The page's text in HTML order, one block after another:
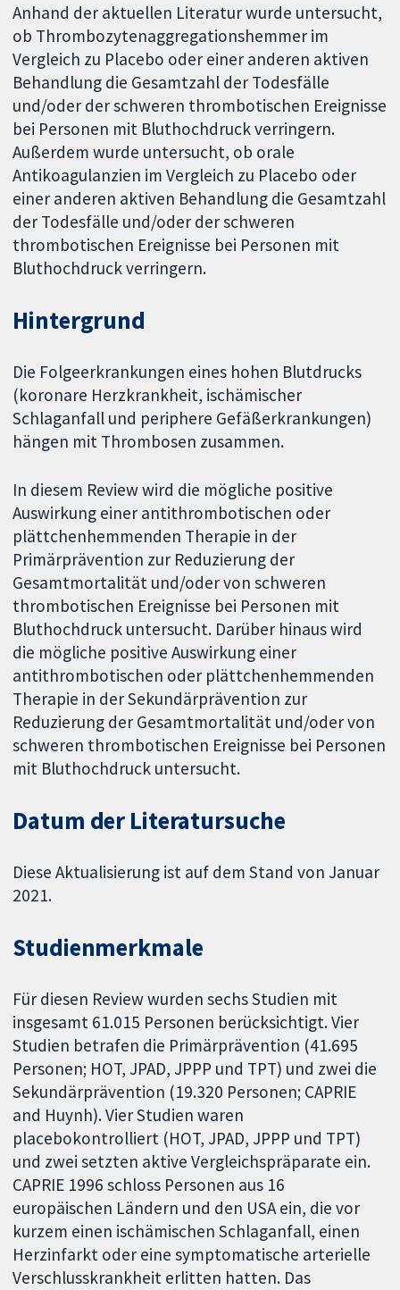
Anhand der aktuellen Literatur wurde untersucht,
ob Thrombozytenaggregationshemmer im
Vergleich zu Placebo oder einer anderen aktiven
Behandlung die Gesamtzahl der Todesfälle
und/oder der schweren thrombotischen Ereignisse
bei Personen mit Bluthochdruck verringern.
Außerdem wurde untersucht, ob orale
Antikoagulanzien im Vergleich zu Placebo oder
einer anderen aktiven Behandlung die Gesamtzahl
der Todesfälle und/oder der schweren
thrombotischen Ereignisse bei Personen mit
Bluthochdruck verringern.
Hintergrund
Die Folgeerkrankungen eines hohen Blutdrucks
(koronare Herzkrankheit, ischämischer
Schlaganfall und periphere Gefäßerkrankungen)
hängen mit Thrombosen zusammen.
In diesem Review wird die mögliche positive
Auswirkung einer antithrombotischen oder
plättchenhemmenden Therapie in der
Primärprävention zur Reduzierung der
Gesamtmortalität und/oder von schweren
thrombotischen Ereignisse bei Personen mit
Bluthochdruck untersucht. Darüber hinaus wird
die mögliche positive Auswirkung einer
antithrombotischen oder plättchenhemmenden
Therapie in der Sekundärprävention zur
Reduzierung der Gesamtmortalität und/oder von
schweren thrombotischen Ereignisse bei Personen
mit Bluthochdruck untersucht.
Datum der Literatursuche
Diese Aktualisierung ist auf dem Stand von Januar
2021.
Studienmerkmale
Für diesen Review wurden sechs Studien mit
insgesamt 61.015 Personen berücksichtigt. Vier
Studien betrafen die Primärprävention (41.695
Personen; HOT, JPAD, JPPP und TPT) und zwei die
Sekundärprävention (19.320 Personen; CAPRIE
and Huynh). Vier Studien waren
placebokontrolliert (HOT, JPAD, JPPP und TPT)
und zwei setzten aktive Vergleichspräparate ein.
CAPRIE 1996 schloss Personen aus 16
europäischen Ländern und den USA ein, die vor
kurzem einen ischämischen Schlaganfall, einen
Herzinfarkt oder eine symptomatische arterielle
Verschlusskrankheit erlitten hatten. Das